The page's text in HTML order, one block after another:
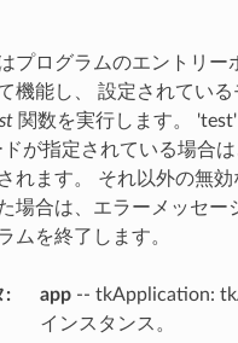
プログラムのエントリー
機能し、 設定されている
関数を実行します。
が指定されている場合は
れます。 それ以外の無
場合は、エラーメッセー
ムを終了します。
: app-- tkApplication:
インスタンス。